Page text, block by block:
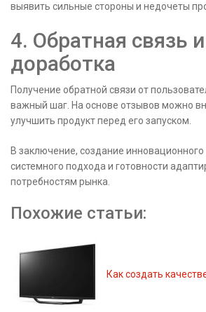
выявить сильные стороны и недочеты
4. Обратная связь и
доработка
Получение обратной связи от
важный шаг. На основе отзывов можно
улучшить продукт перед его запуском.
В заключение, создание инновационного
системного подхода и готовности
потребностям рынка.
Похожие статьи:
Как создать